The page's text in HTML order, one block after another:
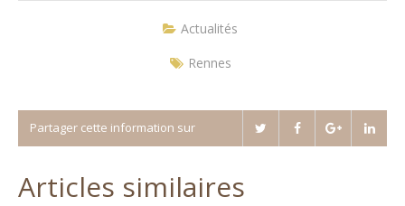
Actualités
Rennes
Partager cette information sur
Articles similaires